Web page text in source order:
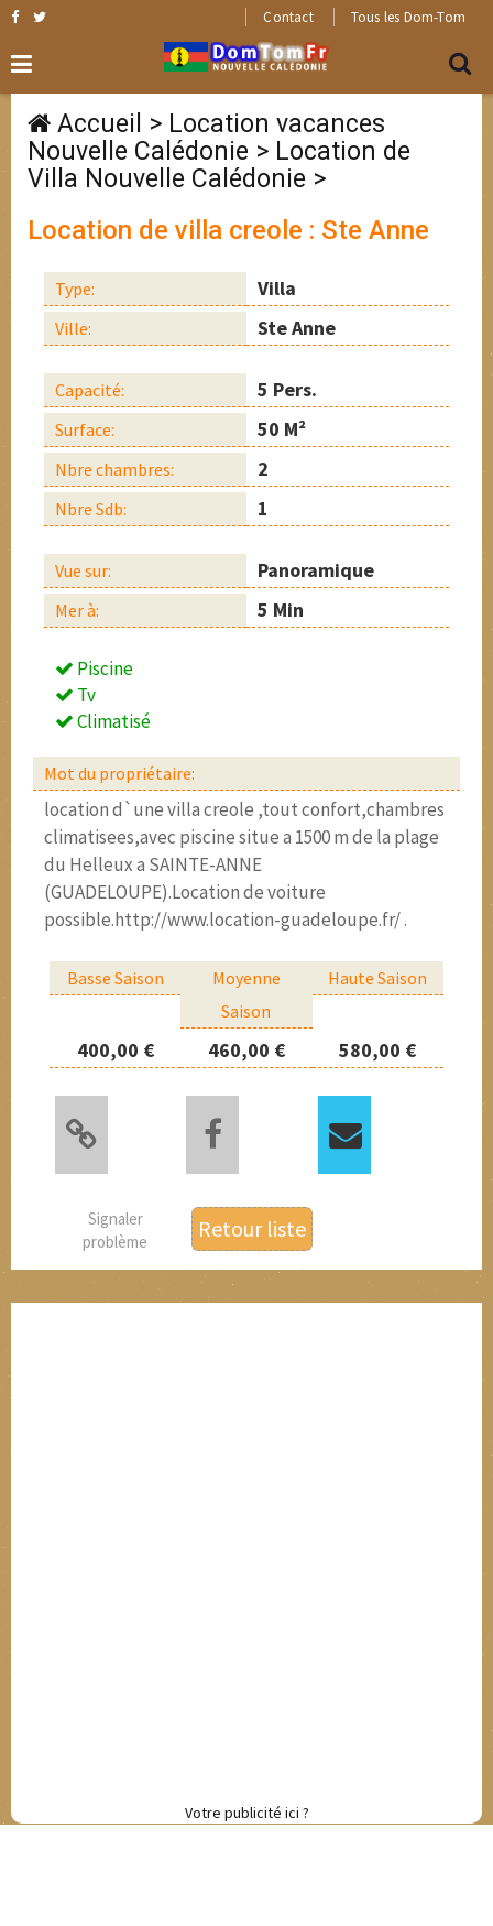
Contact Tous les Dom-Tom
Accueil > Location vacances
Nouvelle Calédonie > Location de
Villa Nouvelle Calédonie >
Location de villa creole : Ste Anne
Type: Villa
Ville: Ste Anne
Capacité: 5 Pers.
Surface: 50 M²
Nbre chambres: 2
Nbre Sdb: 1
Vue sur: Panoramique
Mer à: 5 Min
Piscine
Tv
Climatisé
Mot du propriétaire:
location d`une villa creole ,tout confort,chambres
climatisees,avec piscine situe a 1500 m de la plage
du Helleux a SAINTE-ANNE
(GUADELOUPE).Location de voiture
possible.http://www.location-guadeloupe.fr/ .
Basse Saison
Moyenne
Saison
Haute Saison
400,00 € 460,00 € 580,00 €
Signaler
problème
Retour liste
Votre publicité ici ?